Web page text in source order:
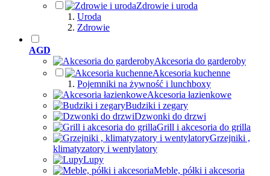
Zdrowie i uroda
Uroda
Zdrowie
AGD
Akcesoria do garderoby
Akcesoria kuchenne
Pojemniki na żywność i lunchboxy
Akcesoria łazienkowe
Budziki i zegary
Dzwonki do drzwi
Grill i akcesoria do grilla
Grzejniki ,
klimatyzatory i wentylatory
Lupy
Meble, półki i akcesoria